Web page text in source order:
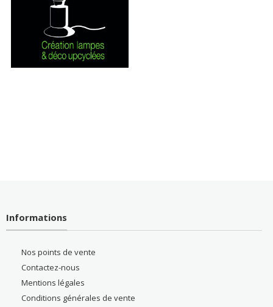
Informations
Nos points de vente
Contactez-nous
Mentions légales
Conditions générales de vente